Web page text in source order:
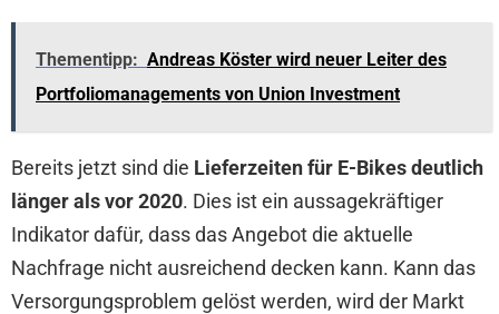
Thementipp: Andreas Köster wird neuer Leiter des
Portfoliomanagements von Union Investment
Bereits jetzt sind die Lieferzeiten für E-Bikes deutlich
länger als vor 2020. Dies ist ein aussagekräftiger
Indikator dafür, dass das Angebot die aktuelle
Nachfrage nicht ausreichend decken kann. Kann das
Versorgungsproblem gelöst werden, wird der Markt